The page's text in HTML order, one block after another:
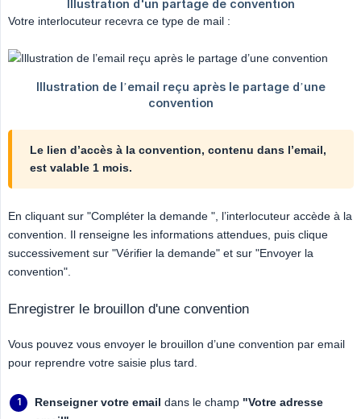
Votre interlocuteur recevra ce type de mail :
Le lien d’accès à la convention, contenu dans l’email,
est valable 1 mois.
En cliquant sur "Compléter la demande ", l’interlocuteur accède à la
convention. Il renseigne les informations attendues, puis clique
successivement sur "Vérifier la demande" et sur "Envoyer la
convention".
Enregistrer le brouillon d'une convention
Vous pouvez vous envoyer le brouillon d’une convention par email
pour reprendre votre saisie plus tard.
Renseigner votre email dans le champ "Votre adresse